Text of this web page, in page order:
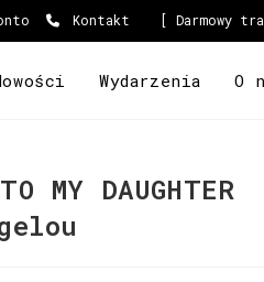
Kontakt [ Darmowy
Wydarzenia O
MY DAUGHTER